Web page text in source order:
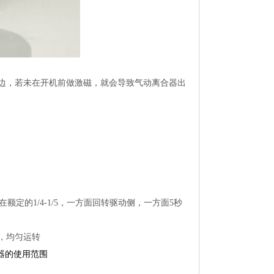
，若未在开机前做激磁，就会导致气动离合器出
额定的1/4-1/5，一方面回转驱动侧，一方面5秒
均匀运转
的使用范围